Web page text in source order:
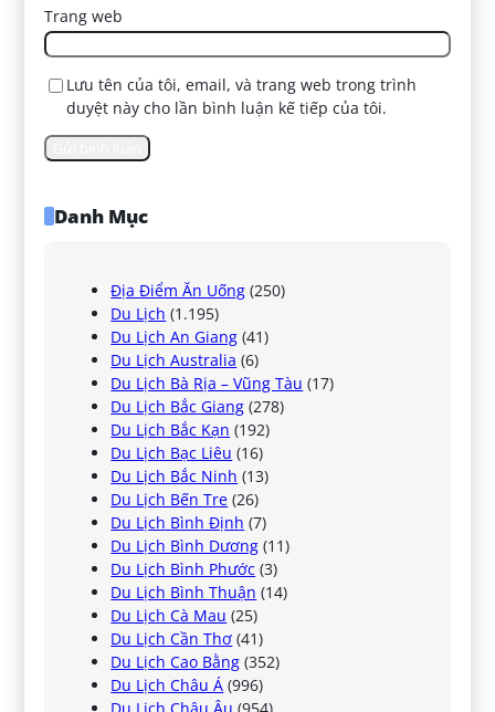
Trang web
Lưu tên của tôi, email, và trang web trong trình
duyệt này cho lần bình luận kế tiếp của tôi.
Danh Mục
Địa Điểm Ăn Uống (250)
Du Lịch (1.195)
Du Lịch An Giang (41)
Du Lịch Australia (6)
Du Lịch Bà Rịa – Vũng Tàu (17)
Du Lịch Bắc Giang (278)
Du Lịch Bắc Kạn (192)
Du Lịch Bạc Liêu (16)
Du Lịch Bắc Ninh (13)
Du Lịch Bến Tre (26)
Du Lịch Bình Định (7)
Du Lịch Bình Dương (11)
Du Lịch Bình Phước (3)
Du Lịch Bình Thuận (14)
Du Lịch Cà Mau (25)
Du Lịch Cần Thơ (41)
Du Lịch Cao Bằng (352)
Du Lịch Châu Á (996)
Du Lịch Châu Âu (954)